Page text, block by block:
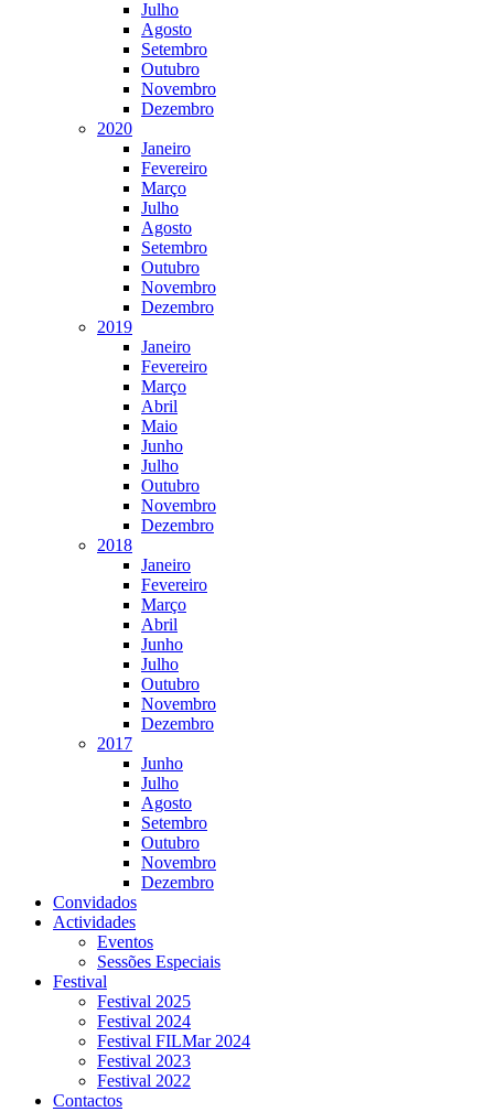
Julho
Agosto
Setembro
Outubro
Novembro
Dezembro
2020
Janeiro
Fevereiro
Março
Julho
Agosto
Setembro
Outubro
Novembro
Dezembro
2019
Janeiro
Fevereiro
Março
Abril
Maio
Junho
Julho
Outubro
Novembro
Dezembro
2018
Janeiro
Fevereiro
Março
Abril
Junho
Julho
Outubro
Novembro
Dezembro
2017
Junho
Julho
Agosto
Setembro
Outubro
Novembro
Dezembro
Convidados
Actividades
Eventos
Sessões Especiais
Festival
Festival 2025
Festival 2024
Festival FILMar 2024
Festival 2023
Festival 2022
Contactos